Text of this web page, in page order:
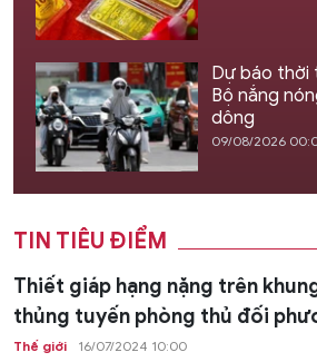
Dự báo thời
Bộ nắng
dông
09/08/2026
TIN TIÊU ĐIỂM
Thiết giáp hạng nặng trên
thủng tuyến phòng thủ đối
Thế giới 16/07/2024 10:00